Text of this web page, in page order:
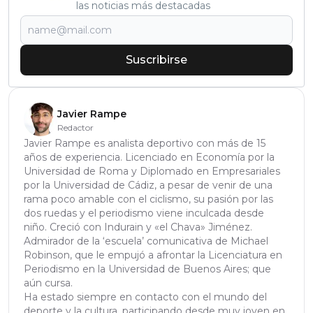
las noticias más destacadas
Suscribirse
Javier Rampe
Redactor
Javier Rampe es analista deportivo con más de 15
años de experiencia. Licenciado en Economía por la
Universidad de Roma y Diplomado en Empresariales
por la Universidad de Cádiz, a pesar de venir de una
rama poco amable con el ciclismo, su pasión por las
dos ruedas y el periodismo viene inculcada desde
niño. Creció con Indurain y «el Chava» Jiménez.
Admirador de la ‘escuela’ comunicativa de Michael
Robinson, que le empujó a afrontar la Licenciatura en
Periodismo en la Universidad de Buenos Aires; que
aún cursa.
Ha estado siempre en contacto con el mundo del